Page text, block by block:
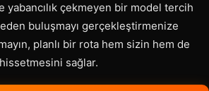
yabancılık çekmeyen bir model tercih
buluşmayı gerçekleştirmenize
planlı bir rota hem sizin hem de
sağlar.